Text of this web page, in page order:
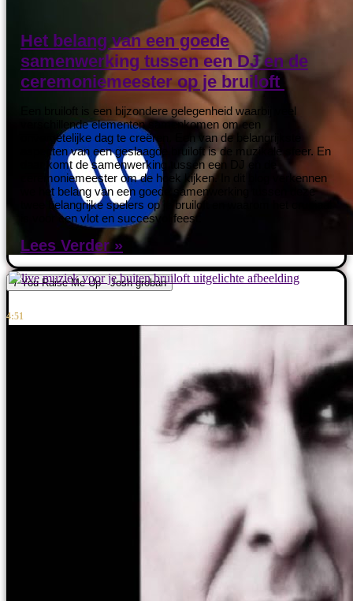
7 You Raise Me Up - Josh groban
4:51
Het belang van een goede
samenwerking tussen een DJ en de
ceremoniemeester op je bruiloft
Een bruiloft is een bijzondere gelegenheid waarbij veel
verschillende elementen samenkomen om een
onvergetelijke dag te creëren. Een van de belangrijkste
aspecten van een geslaagde bruiloft is de muzikale sfeer. En
daar komt de samenwerking tussen een DJ en de
ceremoniemeester om de hoek kijken. In dit blog verkennen
we het belang van een goede samenwerking tussen deze
twee belangrijke spelers op je bruiloft en waarom het cruciaal
is voor een vlot en succesvol feest.
Lees Verder »